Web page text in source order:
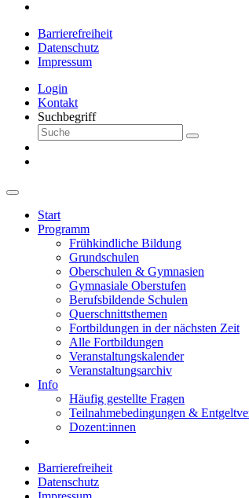
Barrierefreiheit
Datenschutz
Impressum
Login
Kontakt
Suchbegriff
Start
Programm
Frühkindliche Bildung
Grundschulen
Oberschulen & Gymnasien
Gymnasiale Oberstufen
Berufsbildende Schulen
Querschnittsthemen
Fortbildungen in der nächsten Zeit
Alle Fortbildungen
Veranstaltungskalender
Veranstaltungsarchiv
Info
Häufig gestellte Fragen
Teilnahmebedingungen &
Dozent:innen
Barrierefreiheit
Datenschutz